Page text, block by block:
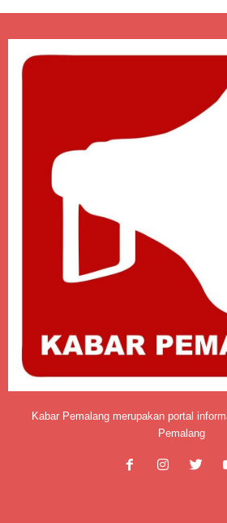
Kabar Pemalang merupakan portal
Pemalang